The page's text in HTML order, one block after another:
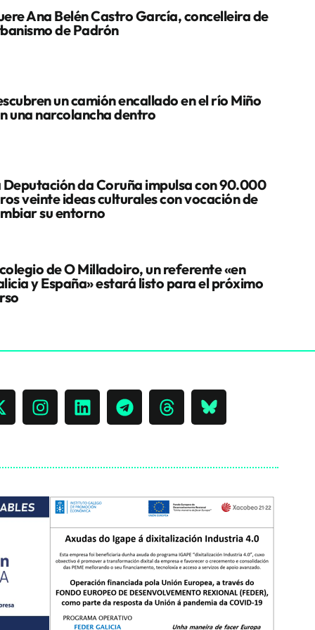
Ana Belén Castro García, concelleira de
de Padrón
un camión encallado en el río Miño
una narcolancha dentro
Deputación da Coruña impulsa con 90.000
veinte ideas culturales con vocación de
su entorno
de O Milladoiro, un referente «en
y España» estará listo para el próximo